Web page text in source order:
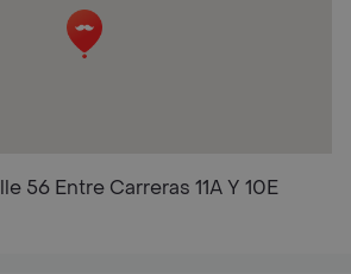
56 Entre Carreras 11A Y 10E